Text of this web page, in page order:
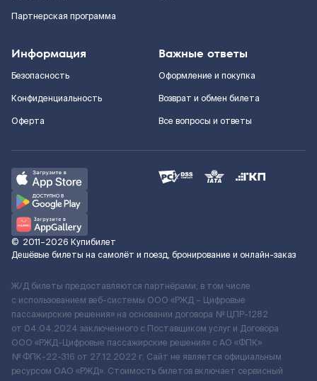
Партнерская программа
Информация
Безопасность
Конфиденциальность
Оферта
Важные ответы
Оформление и покупка
Возврат и обмен билета
Все вопросы и ответы
© 2011–2026 Купибилет
Дешёвые билеты на самолёт и поезд, бронирование и онлайн-заказ
Ж/Д билеты предоставляются партнёрами, в том числе
с использованием веб-системы ООО «РЖД – Цифровые
пассажирские решения» на основании договора № ЦПР-1282
от 04.04.2024 заключенного с Поставщиком услуг и Договора
ООО «РЖД-Цифровые пассажирские решения» c АО «ФПК»
№ ФПК-22-316 от 27.12.2022 г. Сайт не является официальным
ресурсом ОАО «РЖД». Стоимость билетов включает сервисный